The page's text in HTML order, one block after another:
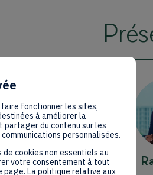
Mustafa
fonctionner les sites,
à améliorer la
du contenu sur les
personnalisées.
cookies non essentiels au
votre consentement à tout
page. La politique relative aux